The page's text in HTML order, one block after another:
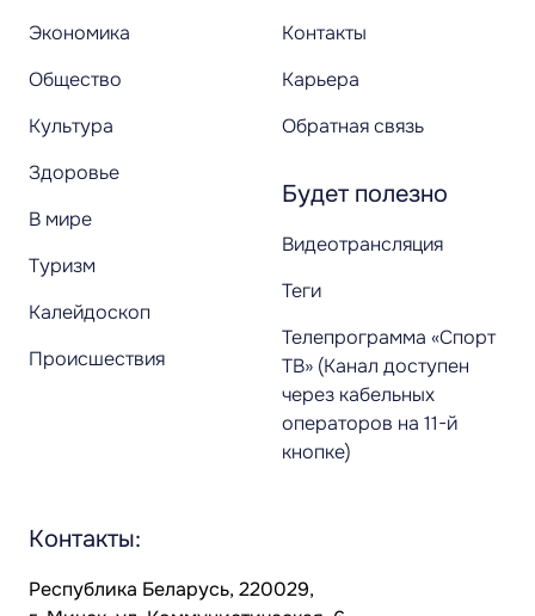
Экономика
Общество
Культура
Здоровье
В мире
Туризм
Калейдоскоп
Происшествия
Контакты
Карьера
Обратная связь
Будет полезно
Видеотрансляция
Теги
Телепрограмма «Спорт
ТВ» (Канал доступен
через кабельных
операторов на 11-й
кнопке)
Контакты:
Республика Беларусь, 220029,